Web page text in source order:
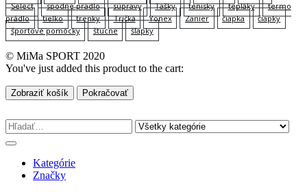
Select
spodne pradlo súpravy Tašky tenisky tepláky
termo
prádlo
tielko trenky Tričká Yonex Zanier čiapka
čiapky
športové pomôcky
štucne šľapky
© MiMa SPORT 2020
You've just added this product to the cart:
Zobraziť košík Pokračovať
Kategórie
Značky